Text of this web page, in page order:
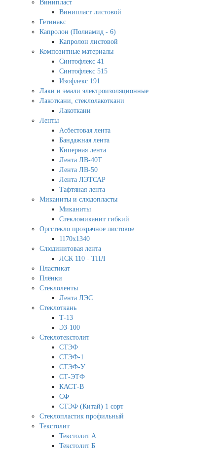
Винипласт
Винипласт листовой
Гетинакс
Капролон (Полиамид - 6)
Капролон листовой
Композитные материалы
Синтофлекс 41
Синтофлекс 515
Изофлекс 191
Лаки и эмали электроизоляционные
Лакоткани, стеклолакоткани
Лакоткани
Ленты
Асбестовая лента
Бандажная лента
Киперная лента
Лента ЛВ-40Т
Лента ЛВ-50
Лента ЛЭТСАР
Тафтяная лента
Миканиты и слюдопласты
Миканиты
Стекломиканит гибкий
Оргстекло прозрачное листовое
1170х1340
Слюдинитовая лента
ЛСК 110 - ТПЛ
Пластикат
Плёнки
Стеклоленты
Лента ЛЭС
Стеклоткань
Т-13
ЭЗ-100
Стеклотекстолит
СТЭФ
СТЭФ-1
СТЭФ-У
СТ-ЭТФ
КАСТ-В
СФ
СТЭФ (Китай) 1 сорт
Стеклопластик профильный
Текстолит
Текстолит А
Текстолит Б